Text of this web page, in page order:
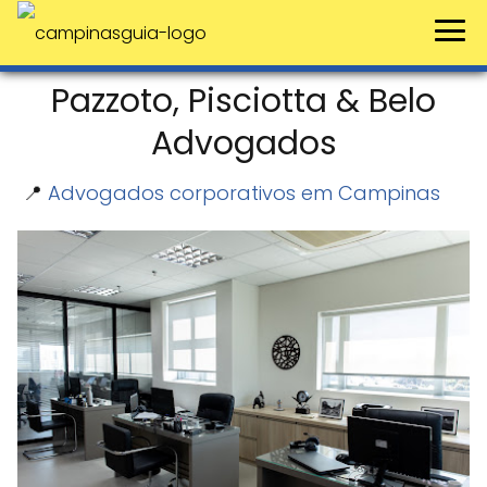
Pazzoto, Pisciotta & Belo
Advogados
📍 Advogados corporativos em Campinas